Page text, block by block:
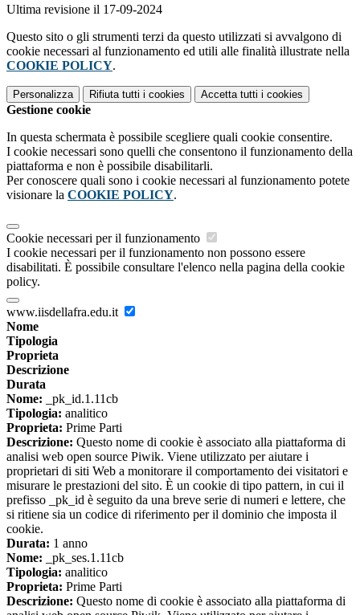
Ultima revisione il 17-09-2024
Questo sito o gli strumenti terzi da questo utilizzati si avvalgono di
cookie necessari al funzionamento ed utili alle finalità illustrate nella
COOKIE POLICY.
Personalizza Rifiuta tutti i cookies Accetta tutti i cookies
Gestione cookie
In questa schermata è possibile scegliere quali cookie consentire.
I cookie necessari sono quelli che consentono il funzionamento della
piattaforma e non è possibile disabilitarli.
Per conoscere quali sono i cookie necessari al funzionamento potete
visionare la COOKIE POLICY.
Cookie necessari per il funzionamento
I cookie necessari per il funzionamento non possono essere
disabilitati. È possibile consultare l'elenco nella pagina della cookie
policy.
www.iisdellafra.edu.it
Nome
Tipologia
Proprieta
Descrizione
Durata
Nome: _pk_id.1.11cb
Tipologia: analitico
Proprieta: Prime Parti
Descrizione: Questo nome di cookie è associato alla piattaforma di
analisi web open source Piwik. Viene utilizzato per aiutare i
proprietari di siti Web a monitorare il comportamento dei visitatori e
misurare le prestazioni del sito. È un cookie di tipo pattern, in cui il
prefisso _pk_id è seguito da una breve serie di numeri e lettere, che
si ritiene sia un codice di riferimento per il dominio che imposta il
cookie.
Durata: 1 anno
Nome: _pk_ses.1.11cb
Tipologia: analitico
Proprieta: Prime Parti
Descrizione: Questo nome di cookie è associato alla piattaforma di